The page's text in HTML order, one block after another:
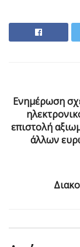
Ενημέρωση
επιστολή
άλλων